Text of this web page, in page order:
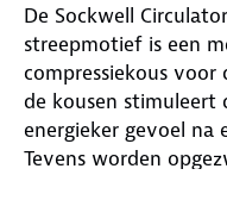
De Sockwell
streepmotief is een
compressiekous voor
de kousen stimuleert
energieker gevoel na
Tevens worden